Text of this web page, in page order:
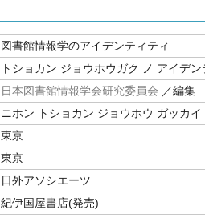
図書館情報学のアイデンティティ
トショカン ジョウホウガク ノ アイデ
日本図書館情報学会研究委員会 ／編集
ニホン トショカン ジョウホウ ガッカイ
東京
東京
日外アソシエーツ
紀伊国屋書店(発売)